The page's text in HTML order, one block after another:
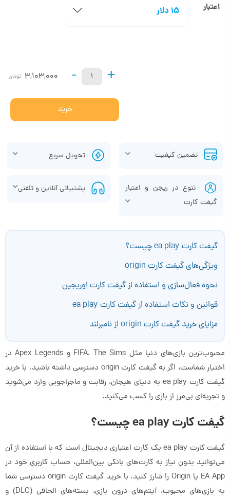
اعتبار 15 دلار
+
-
3,103,000 تومان
خرید
تضمین کیفیت تحویل سریع
تنوع در ریجن و اعتبار
گیفت کارت
پشتیبانی آنلاین و تلفنی
گیفت کارت ea play چیست؟
ویژگی‌های گیفت کارت origin
نحوه فعال‌سازی و استفاده از گیفت کارت اوریجین
قوانین و نکات استفاده از گیفت کارت ea play
مزایای خرید گیفت کارت origin از نامبرلند
محبوب‌ترین بازی‌های دنیا مثل FIFA، The Sims و Apex Legends در
اختیار شماست، اگر به گیفت کارت origin دسترسی داشته باشید. با خرید
گیفت کارت ea play به دنیای هیجان، رقابت و ماجراجویی وارد می‌شوید
و تجربه‌ای بی‌مرز از بازی را کسب می‌کنید.
گیفت کارت ea play چیست؟
گیفت کارت ea play یک کارت اعتباری دیجیتال است که با استفاده از آن
می‌توانید بدون نیاز به کارت‌های بانکی بین‌المللی، حساب کاربری خود در
EA App یا Origin را شارژ کنید. با خرید گیفت کارت origin دسترسی شما
به بازی‌های محبوب، آیتم‌های درون بازی، بسته‌های الحاقی (DLC) و